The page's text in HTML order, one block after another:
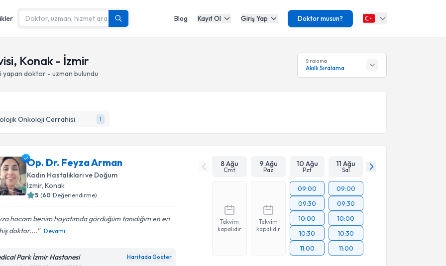
Blog Kayıt Ol Giriş Yap Doktor musun?
Konak - İzmir
yapan doktor - uzman bulundu
Sıralama
Akıllı Sıralama
Onkoloji Cerrahisi 1
Op. Dr. Feyza Arman
Kadın Hastalıkları ve Doğum
İzmir, Konak
5 (60 Değerlendirme)
hocam benim hayatımda gördüğüm tanıdığım en en
doktor....
Devamı
Park İzmir Hastanesi Haritada Göster
8 Ağu
Cmt
9 Ağu
Paz
10 Ağu
Pzt
11 Ağu
Sal
Takvim
kapalıdır
Takvim
kapalıdır
09:00
09:30
10:00
10:30
11:00
09:00
09:30
10:00
10:30
11:00